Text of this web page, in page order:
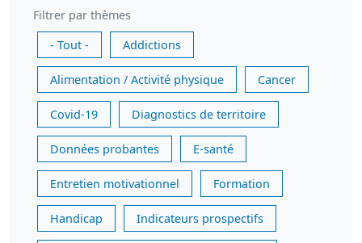
Filtrer par thèmes
- Tout -
Addictions
Alimentation / Activité physique Cancer
Covid-19 Diagnostics de territoire
Données probantes E-santé
Entretien motivationnel Formation
Handicap Indicateurs prospectifs